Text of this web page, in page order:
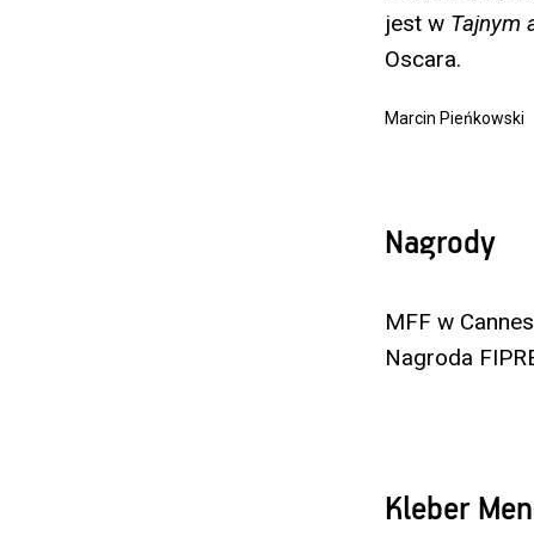
jest w Tajnym
Oscara.
Marcin Pieńkowski
Nagrody
MFF w
Nagroda
Kleber